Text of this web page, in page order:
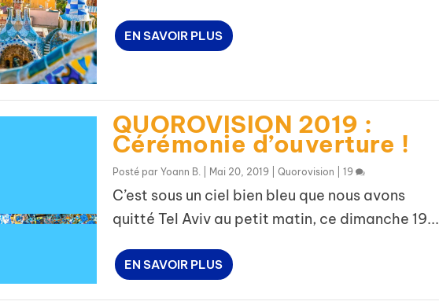
EN SAVOIR PLUS
QUOROVISION 2019 :
Cérémonie d’ouverture !
Posté par Yoann B. Mai 20, 2019| Quorovision 19
C’est sous un ciel bien bleu que nous avons
quitté Tel Aviv au petit matin, ce dimanche 19...
EN SAVOIR PLUS